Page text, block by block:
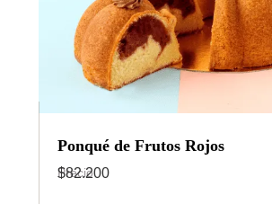
Ponqué de Frutos Rojos
Precio
$82.200